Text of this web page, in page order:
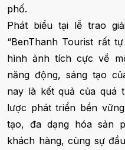
phố.
Phát biểu tại lễ trao
“BenThanh Tourist rất
hình ảnh tích cực về
năng động, sáng tạo
nay là kết quả của quá
lược phát triển bền
tạo, đa dạng hóa sản
khách hàng, cùng sự